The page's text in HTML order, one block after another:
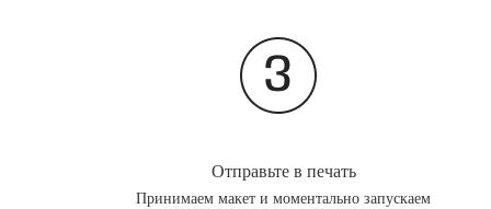
Отправьте в печать
Принимаем макет и моментально запускаем